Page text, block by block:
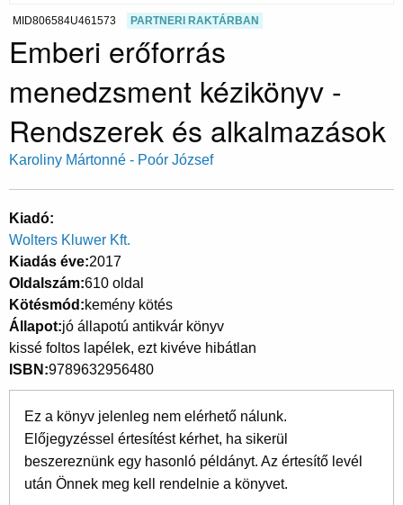
MID806584U461573 PARTNERI RAKTÁRBAN
Emberi erőforrás
menedzsment kézikönyv -
Rendszerek és alkalmazások
Karoliny Mártonné - Poór József
Kiadó
Wolters Kluwer Kft.
Kiadás éve 2017
Oldalszám 610 oldal
Kötésmód kemény kötés
Állapot jó állapotú antikvár könyv
kissé foltos lapélek, ezt kivéve hibátlan
ISBN 9789632956480
Ez a könyv jelenleg nem elérhető nálunk.
Előjegyzéssel értesítést kérhet, ha sikerül
beszereznünk egy hasonló példányt. Az értesítő levél
után Önnek meg kell rendelnie a könyvet.